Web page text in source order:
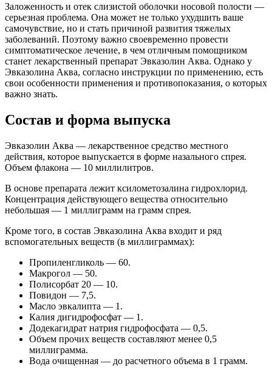
Заложенность и отек слизистой оболочки носовой полости —
серьезная проблема. Она может не только ухудшить ваше
самочувствие, но и стать причиной развития тяжелых
заболеваний. Поэтому важно своевременно провести
симптоматическое лечение, в чем отличным помощником
станет лекарственный препарат Эвказолин Аква. Однако у
Эвказолина Аква, согласно инструкции по применению, есть
свои особенности применения и противопоказания, о которых
важно знать.
Состав и форма выпуска
Эвказолин Аква — лекарственное средство местного
действия, которое выпускается в форме назального спрея.
Объем флакона — 10 миллилитров.
В основе препарата лежит ксилометозалина гидрохлорид.
Концентрация действующего вещества относительно
небольшая — 1 миллиграмм на грамм спрея.
Кроме того, в состав Эвказолина Аква входит и ряд
вспомогательных веществ (в миллиграммах):
Пропиленгликоль — 60.
Макрогол — 50.
Полисорбат 20 — 10.
Повидон — 7,5.
Масло эвкалипта — 1.
Калия дигидрофосфат — 1.
Додекагидрат натрия гидрофосфата — 0,5.
Объем прочих веществ составляют менее 0,5
миллиграмма.
Вода очищенная — до расчетного объема в 1 грамм.